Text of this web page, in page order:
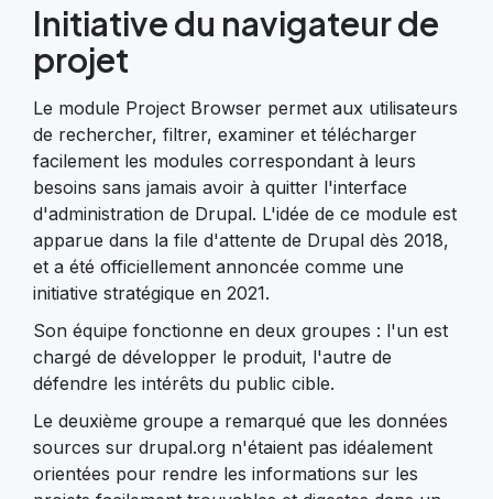
Initiative du navigateur de
projet
Le module Project Browser permet aux utilisateurs
de rechercher, filtrer, examiner et télécharger
facilement les modules correspondant à leurs
besoins sans jamais avoir à quitter l'interface
d'administration de Drupal. L'idée de ce module est
apparue dans la file d'attente de Drupal dès 2018,
et a été officiellement annoncée comme une
initiative stratégique en 2021.
Son équipe fonctionne en deux groupes : l'un est
chargé de développer le produit, l'autre de
défendre les intérêts du public cible.
Le deuxième groupe a remarqué que les données
sources sur drupal.org n'étaient pas idéalement
orientées pour rendre les informations sur les